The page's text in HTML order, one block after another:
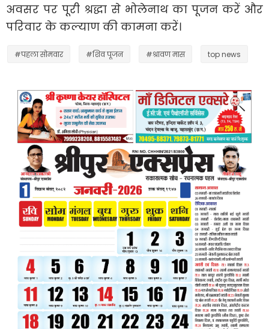
अवसर पर पूरी श्रद्धा से भोलेनाथ का पूजन करें और
परिवार के कल्याण की कामना करें।
#पहला सोमवार #शिव पूजन #श्रावण मास top news